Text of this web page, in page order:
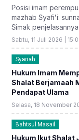
Posisi imam
mazhab Syafi'i:
Simak penjelasannya.
Sabtu, 11 Juli 2026 |
Syariah
Hukum Imam
Shalat Berjamaah
Pendapat Ulama
Selasa, 18 November
Bahtsul Masail
Hukum Ikut Shalat